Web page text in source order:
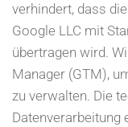
verhindert, dass
Google LLC mit
übertragen wird.
Manager (GTM),
zu verwalten. Die
Datenverarbeitung